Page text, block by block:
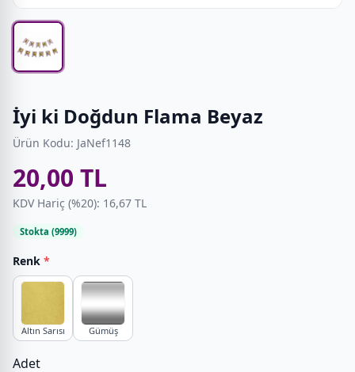
İyi ki Doğdun Flama Beyaz
Ürün Kodu: JaNef1148
20,00 TL
KDV Hariç (%20): 16,67 TL
Stokta (9999)
Renk *
Altın Sarısı Gümüş
Adet